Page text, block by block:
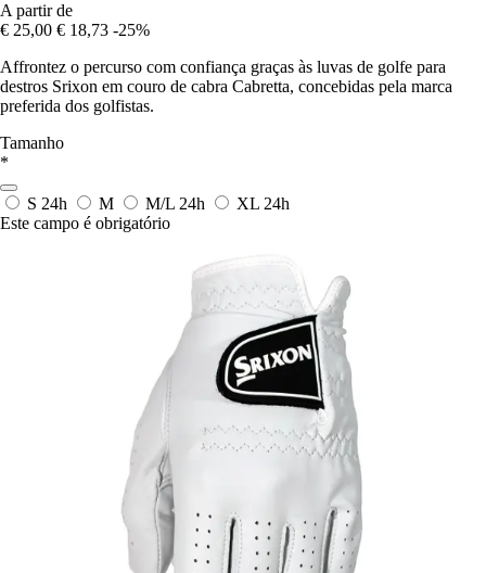
A partir de
€ 25,00 € 18,73 -25%
Affrontez o percurso com confiança graças às luvas de golfe para
destros Srixon em couro de cabra Cabretta, concebidas pela marca
preferida dos golfistas.
Tamanho
*
S 24h M M/L 24h XL 24h
Este campo é obrigatório